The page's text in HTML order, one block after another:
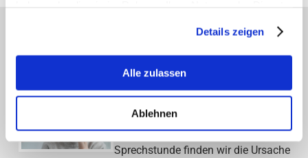
Details zeigen
Alle zulassen
Ablehnen
Trockenes Auge (Sicca-Syndrom)
Gerötete, juckende oder brennende
Augen? In unserer Sicca-
Sprechstunde finden wir die Ursache